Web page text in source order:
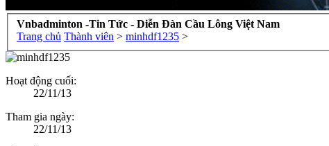
Vnbadminton -Tin Tức - Diễn Đàn Cầu Lông Việt Nam
Trang chủ Thành viên > minhdf1235 >
Hoạt động cuối:
22/11/13
Tham gia ngày:
22/11/13